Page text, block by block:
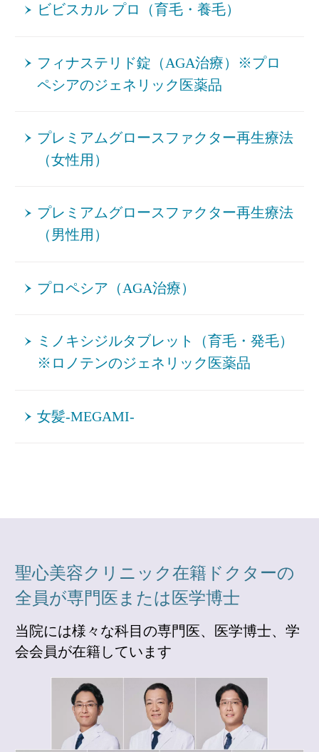
ビビスカル プロ（育毛・養毛）
フィナステリド錠（AGA治療）※プロ
ペシアのジェネリック医薬品
プレミアムグロースファクター再生療法
（女性用）
プレミアムグロースファクター再生療法
（男性用）
プロペシア（AGA治療）
ミノキシジルタブレット（育毛・発毛）
※ロノテンのジェネリック医薬品
女髪-MEGAMI-
聖心美容クリニック在籍ドクターの
全員が専門医または医学博士
当院には様々な科目の専門医、医学博士、学
会会員が在籍しています